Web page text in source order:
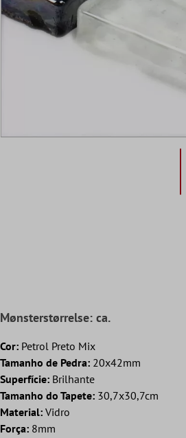
Mønsterstørrelse: ca.
Cor: Petrol Preto Mix
Tamanho de Pedra: 20x42mm
Superfície: Brilhante
Tamanho do Tapete: 30,7x30,7cm
Material: Vidro
Força: 8mm